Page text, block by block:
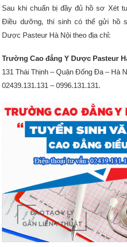
Sau khi chuẩn bị đầy đủ hồ sơ Xét
Điều dưỡng, thí sinh có thể gửi hồ
Dược Pasteur Hà Nội theo địa chỉ:
Trường Cao đẳng Y Dược Pasteur
131 Thái Thịnh – Quận Đống Đa – Hà
02439.131.131 – 0996.131.131.